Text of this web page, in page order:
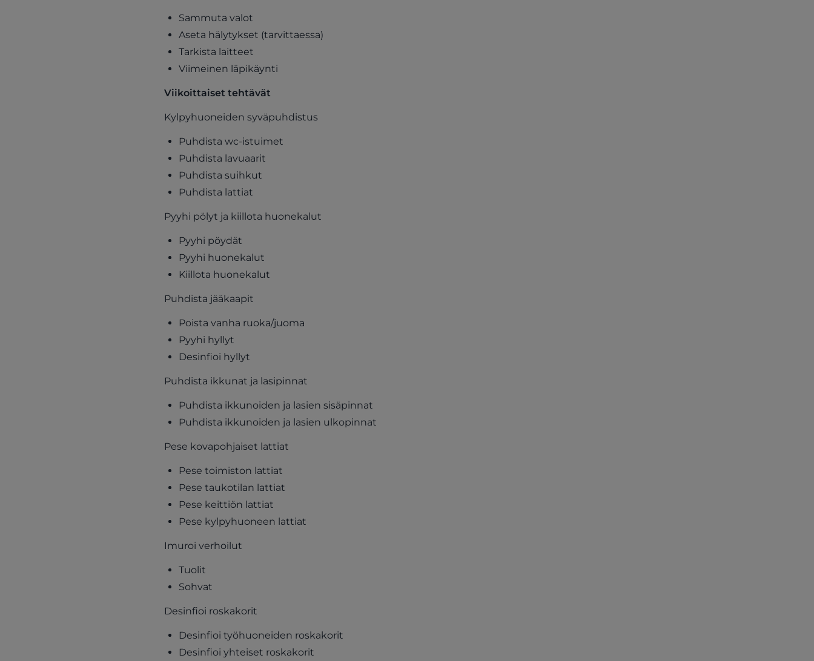
Sammuta valot
Aseta hälytykset (tarvittaessa)
Tarkista laitteet
Viimeinen läpikäynti
Viikoittaiset tehtävät
Kylpyhuoneiden syväpuhdistus
Puhdista wc-istuimet
Puhdista lavuaarit
Puhdista suihkut
Puhdista lattiat
Pyyhi pölyt ja kiillota huonekalut
Pyyhi pöydät
Pyyhi huonekalut
Kiillota huonekalut
Puhdista jääkaapit
Poista vanha ruoka/juoma
Pyyhi hyllyt
Desinfioi hyllyt
Puhdista ikkunat ja lasipinnat
Puhdista ikkunoiden ja lasien sisäpinnat
Puhdista ikkunoiden ja lasien ulkopinnat
Pese kovapohjaiset lattiat
Pese toimiston lattiat
Pese taukotilan lattiat
Pese keittiön lattiat
Pese kylpyhuoneen lattiat
Imuroi verhoilut
Tuolit
Sohvat
Desinfioi roskakorit
Desinfioi työhuoneiden roskakorit
Desinfioi yhteiset roskakorit